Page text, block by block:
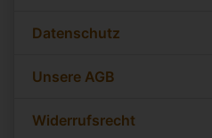
Datenschutz
Unsere AGB
Widerrufsrecht